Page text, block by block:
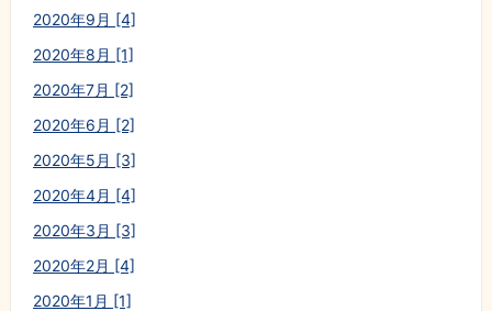
2020年9月 [4]
2020年8月 [1]
2020年7月 [2]
2020年6月 [2]
2020年5月 [3]
2020年4月 [4]
2020年3月 [3]
2020年2月 [4]
2020年1月 [1]